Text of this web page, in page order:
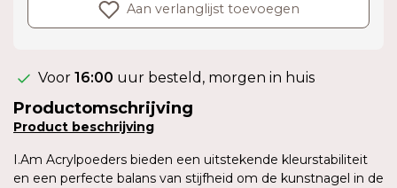
Aan verlanglijst toevoegen
Voor 16:00 uur besteld, morgen in huis
Productomschrijving
Product beschrijving
I.Am Acrylpoeders bieden een uitstekende kleurstabiliteit
en een perfecte balans van stijfheid om de kunstnagel in de